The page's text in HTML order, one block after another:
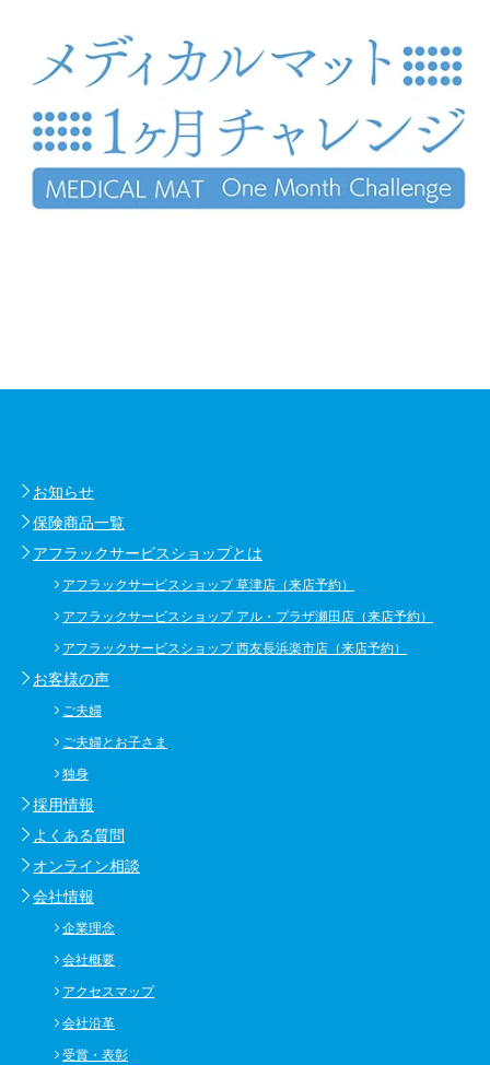
お知らせ
保険商品一覧
アフラックサービスショップとは
アフラックサービスショップ 草津店（来店予約）
アフラックサービスショップ アル・プラザ瀬田店（来店予約）
アフラックサービスショップ 西友長浜楽市店（来店予約）
お客様の声
ご夫婦
ご夫婦とお子さま
独身
採用情報
よくある質問
オンライン相談
会社情報
企業理念
会社概要
アクセスマップ
会社沿革
受賞・表彰